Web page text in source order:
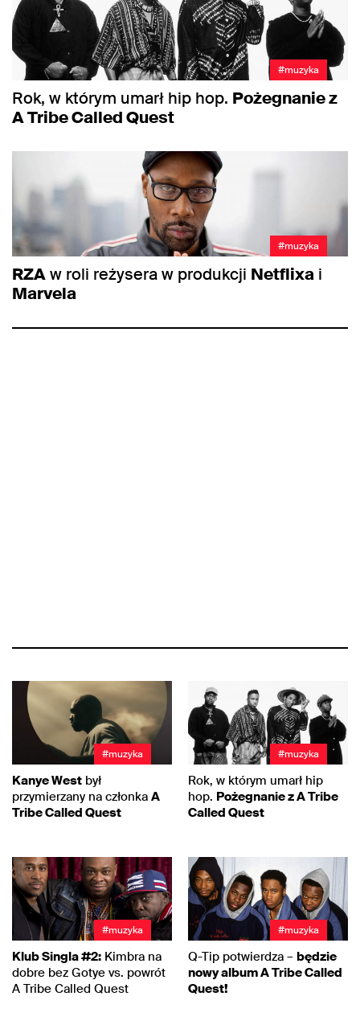
#muzyka
Rok, w którym umarł hip hop. Pożegnanie z
A Tribe Called Quest
#muzyka
RZAw roli reżysera w produkcji Netflixa i
Marvela
#muzyka
Kanye West był
przymierzany na członka A
Tribe Called Quest
#muzyka
Rok, w którym umarł hip
hop. Pożegnanie z A Tribe
Called Quest
#muzyka
Klub Singla #2: Kimbra na
dobre bez Gotye vs. powrót
A Tribe Called Quest
#muzyka
Q-Tip potwierdza – będzie
nowy album A Tribe Called
Quest!